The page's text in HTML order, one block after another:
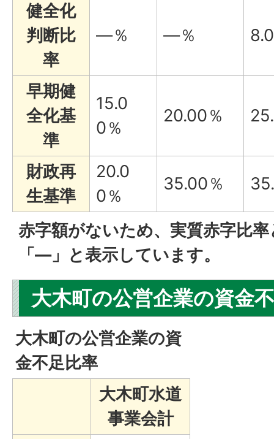
健全化
判断比
率
—％ —％
早期健
全化基
準
15.0
0％
20.00％
財政再
生基準
20.0
0％
35.00％
赤字額がないため、実質赤字比
「—」と表示しています。
大木町の公営企業の資金
大木町の公営企業の資
金不足比率
大木町水道
事業会計